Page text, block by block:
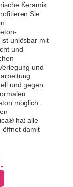
Keramik
Sie
unlösbar mit
und
und
und gegen
möglich.
hat alle
öffnet damit